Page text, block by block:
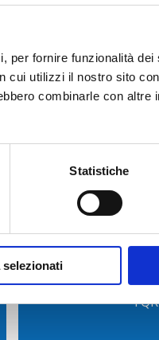
per fornire funzionalità
cui utilizzi il nostro sito
combinarle con altre
Statistiche
selezionati Scarica
i